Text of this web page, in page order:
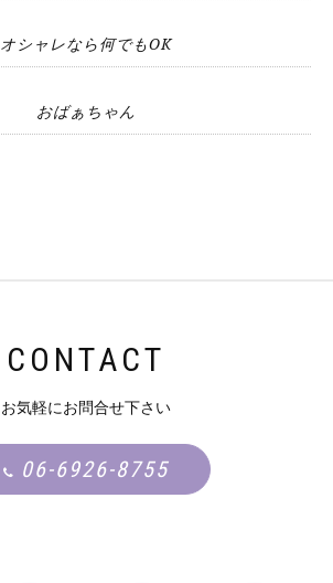
オシャレなら何でもOK
おばぁちゃん
CONTACT
お気軽にお問合せ下さい
06-6926-8755